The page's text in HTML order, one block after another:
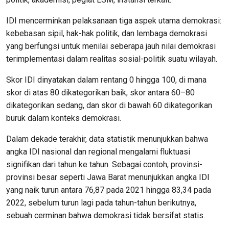
IDI mencerminkan pelaksanaan tiga aspek utama demokrasi:
kebebasan sipil, hak-hak politik, dan lembaga demokrasi
yang berfungsi untuk menilai seberapa jauh nilai demokrasi
terimplementasi dalam realitas sosial-politik suatu wilayah.
Skor IDI dinyatakan dalam rentang 0 hingga 100, di mana
skor di atas 80 dikategorikan baik, skor antara 60–80
dikategorikan sedang, dan skor di bawah 60 dikategorikan
buruk dalam konteks demokrasi.
Dalam dekade terakhir, data statistik menunjukkan bahwa
angka IDI nasional dan regional mengalami fluktuasi
signifikan dari tahun ke tahun. Sebagai contoh, provinsi-
provinsi besar seperti Jawa Barat menunjukkan angka IDI
yang naik turun antara 76,87 pada 2021 hingga 83,34 pada
2022, sebelum turun lagi pada tahun-tahun berikutnya,
sebuah cerminan bahwa demokrasi tidak bersifat statis.